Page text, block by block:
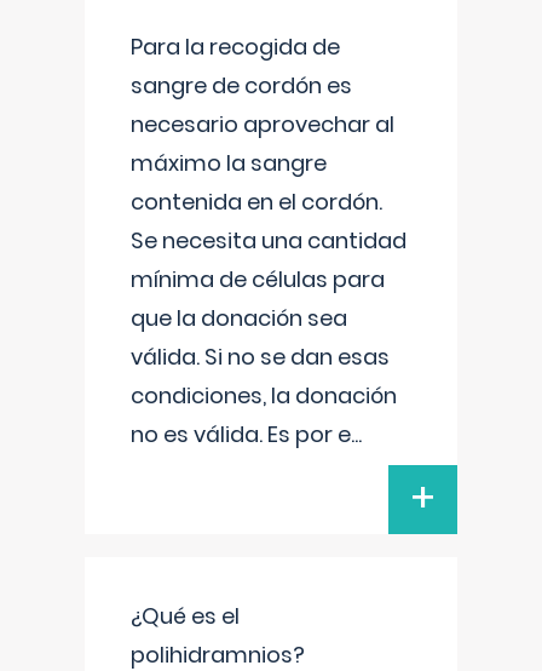
Para la recogida de
sangre de cordón es
necesario aprovechar al
máximo la sangre
contenida en el cordón.
Se necesita una cantidad
mínima de células para
que la donación sea
válida. Si no se dan esas
condiciones, la donación
no es válida. Es por e...
+
¿Qué es el
polihidramnios?